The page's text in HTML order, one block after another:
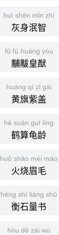
huī shēn mǐn zhì
灰身泯智
fǔ fú huáng yóu
黼黻皇猷
huáng qí zǐ gài
黄旗紫盖
hè suàn guī líng
鹤算龟龄
huǒ shāo méi máo
火烧眉毛
héng shí liàng shū
衡石量书
hòu dé zài wù